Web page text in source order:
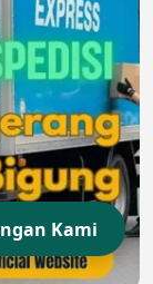
Kami